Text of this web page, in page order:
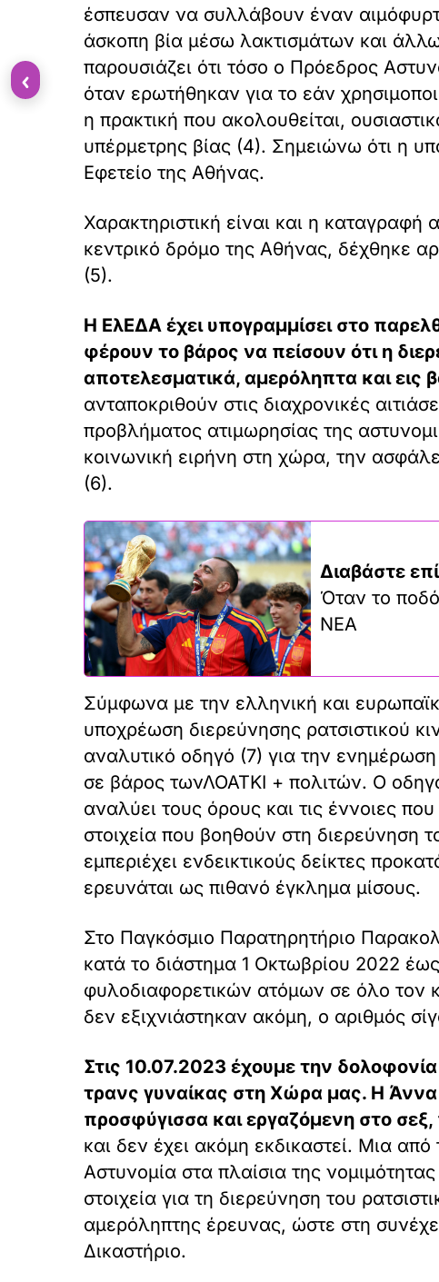
έσπευσαν να συλλάβουν έναν
άσκοπη βία μέσω λακτισμάτων και
παρουσιάζει ότι τόσο ο Πρόεδρος
όταν ερωτήθηκαν για το εάν
η πρακτική που ακολουθείται,
υπέρμετρης βίας (4). Σημειώνω ότι η
Εφετείο της Αθήνας.
Χαρακτηριστική είναι και η
κεντρικό δρόμο της Αθήνας, δέχθηκε
(5).
Η ΕλΕΔΑ έχει υπογραμμίσει στο
φέρουν το βάρος να πείσουν ότι η
αποτελεσματικά, αμερόληπτα και εις
ανταποκριθούν στις διαχρονικές
προβλήματος ατιμωρησίας της
κοινωνική ειρήνη στη χώρα, την
(6).
Διαβάστε
Όταν το
ΝΕΑ
Σύμφωνα με την ελληνική και
υποχρέωση διερεύνησης ρατσιστικού
αναλυτικό οδηγό (7) για την ενημέρωση
σε βάρος τωνΛΟΑΤΚΙ + πολιτών. Ο
αναλύει τους όρους και τις έννοιες
στοιχεία που βοηθούν στη διερεύνηση
εμπεριέχει ενδεικτικούς δείκτες
ερευνάται ως πιθανό έγκλημα μίσους.
Στο Παγκόσμιο Παρατηρητήριο
κατά το διάστημα 1 Οκτωβρίου 2022
φυλοδιαφορετικών ατόμων σε όλο τον
δεν εξιχνιάστηκαν ακόμη, ο αριθμός
Στις 10.07.2023 έχουμε την
τρανς γυναίκας στη Χώρα μας. Η Άννα
προσφύγισσα και εργαζόμενη στο
και δεν έχει ακόμη εκδικαστεί. Μια
Αστυνομία στα πλαίσια της
στοιχεία για τη διερεύνηση του
αμερόληπτης έρευνας, ώστε στη
Δικαστήριο.
‹